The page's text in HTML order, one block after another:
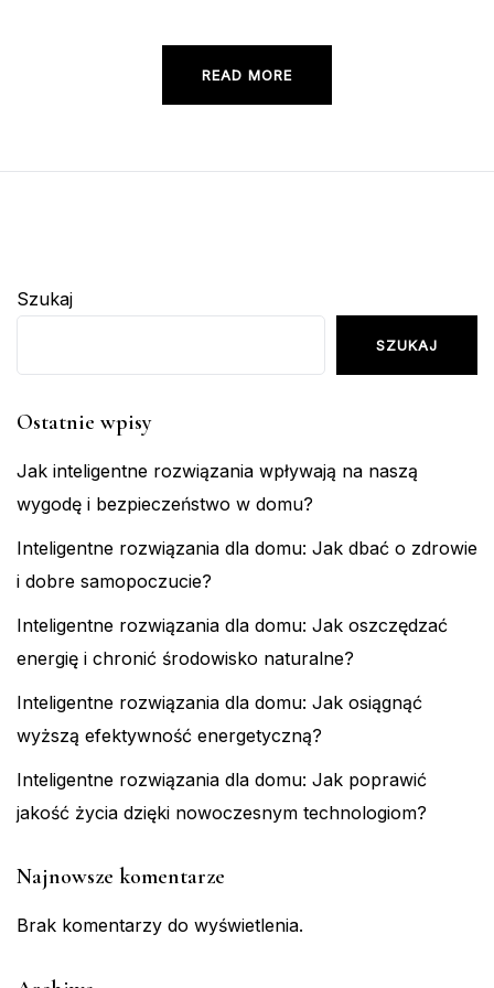
READ MORE
Szukaj
SZUKAJ
Ostatnie wpisy
Jak inteligentne rozwiązania wpływają na naszą
wygodę i bezpieczeństwo w domu?
Inteligentne rozwiązania dla domu: Jak dbać o zdrowie
i dobre samopoczucie?
Inteligentne rozwiązania dla domu: Jak oszczędzać
energię i chronić środowisko naturalne?
Inteligentne rozwiązania dla domu: Jak osiągnąć
wyższą efektywność energetyczną?
Inteligentne rozwiązania dla domu: Jak poprawić
jakość życia dzięki nowoczesnym technologiom?
Najnowsze komentarze
Brak komentarzy do wyświetlenia.